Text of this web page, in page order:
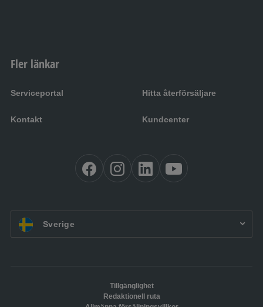
Fler länkar
Serviceportal Hitta återförsäljare
Kontakt Kundcenter
SV: Sverige
Tillgänglighet
Redaktionell ruta